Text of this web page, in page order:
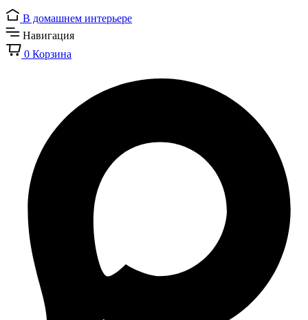
В домашнем интерьере
Навигация
0 Корзина